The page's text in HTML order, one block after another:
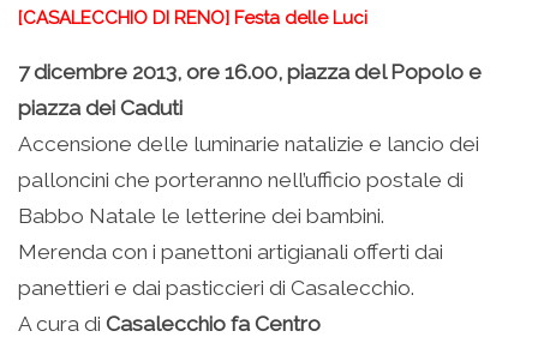
[CASALECCHIO DI RENO] Festa delle Luci
7 dicembre 2013, ore 16.00, piazza del Popolo e
piazza dei Caduti
Accensione delle luminarie natalizie e lancio dei
palloncini che porteranno nell’ufficio postale di
Babbo Natale le letterine dei bambini.
Merenda con i panettoni artigianali offerti dai
panettieri e dai pasticcieri di Casalecchio.
A cura di Casalecchio fa Centro